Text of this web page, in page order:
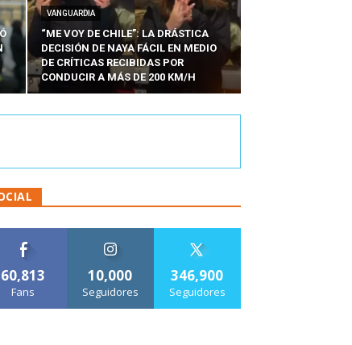
VANGUARDIA
“ME VOY DE CHILE”: LA DRÁSTICA
DECISIÓN DE NAYA FÁCIL EN MEDIO
DE CRÍTICAS RECIBIDAS POR
CONDUCIR A MÁS DE 200 KM/H
60,813
Fans
10,000
Seguidores
346,900
Seguidores